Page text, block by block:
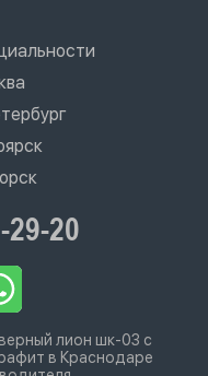
29-20
лион шк-03 с
в Краснодаре